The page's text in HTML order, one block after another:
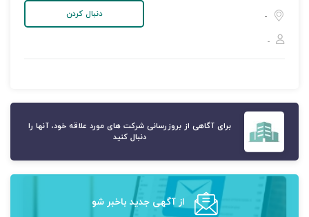
-
-
دنبال کردن
برای آگاهی از بروزرسانی شرکت های مورد علاقه خود، آنها را
دنبال کنید
از آگهی‌ جدید باخبر شو